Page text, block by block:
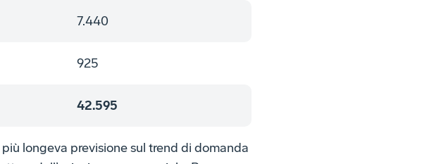
7.440
925
42.595
longeva previsione sul trend di domanda